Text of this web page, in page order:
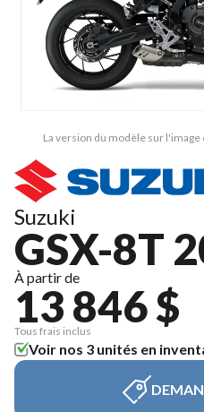
La version du modèle sur
Suzuki
GSX-8T
À partir de
13 846 $
Tous frais inclus
Voir nos 3 unités en